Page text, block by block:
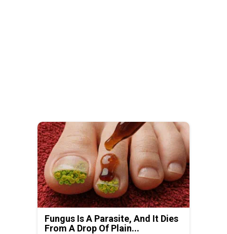
Fungus Is A Parasite, And It Dies
From A Drop Of Plain...